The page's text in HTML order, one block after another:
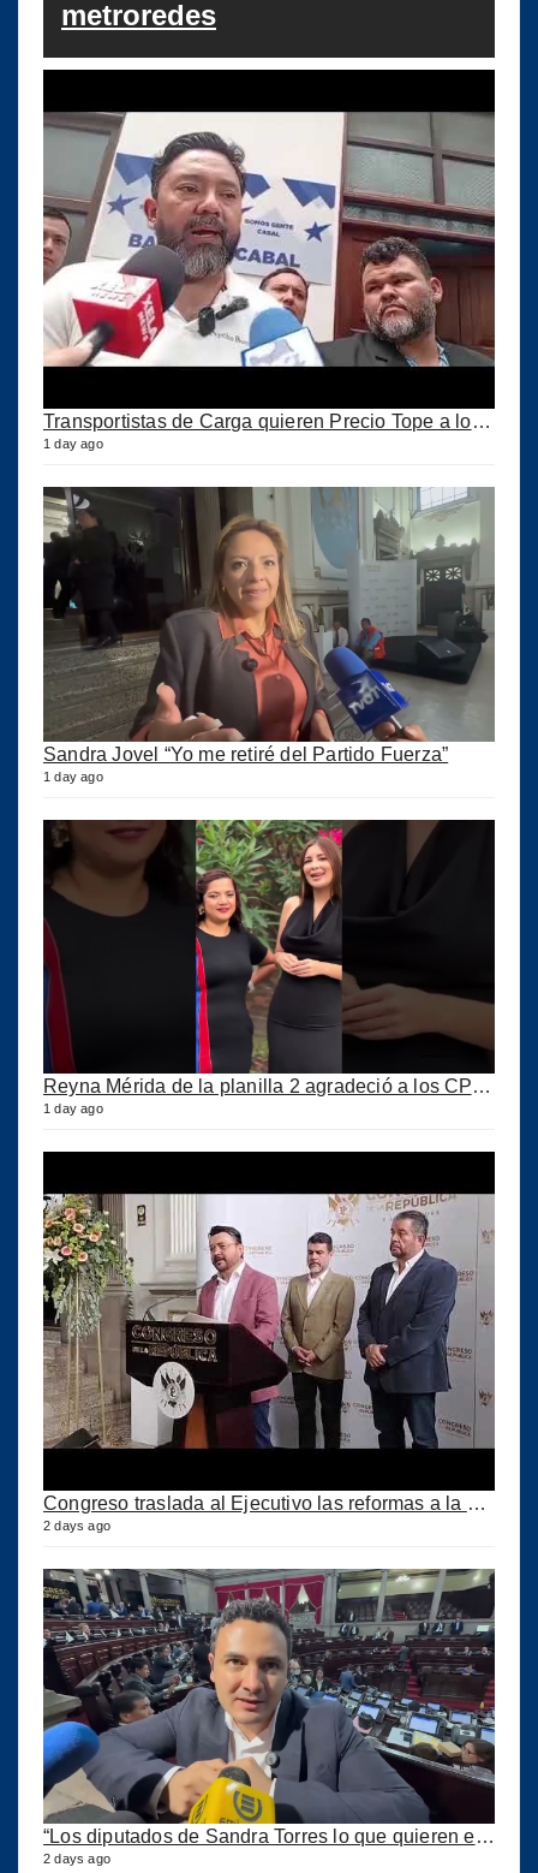
metroredes
Transportistas de Carga quieren Precio Tope a los combustibles
1 day ago
Sandra Jovel “Yo me retiré del Partido Fuerza”
1 day ago
Reyna Mérida de la planilla 2 agradeció a los CPA por su confianza
1 day ago
Congreso traslada al Ejecutivo las reformas a la Ley del IUSI tras firma del Decreto 18-2026
2 days ago
2 days ago